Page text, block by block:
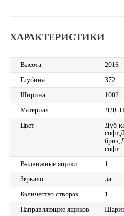
ХАРАКТЕРИСТИКИ
Высота 2016
Глубина 372
Ширина 1002
Материал
Цвет
Дуб
софт
Выдвижные ящики 1
Зеркало да
Количество створок 1
Направляющие ящиков